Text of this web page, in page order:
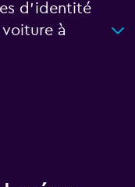
d'identité
à